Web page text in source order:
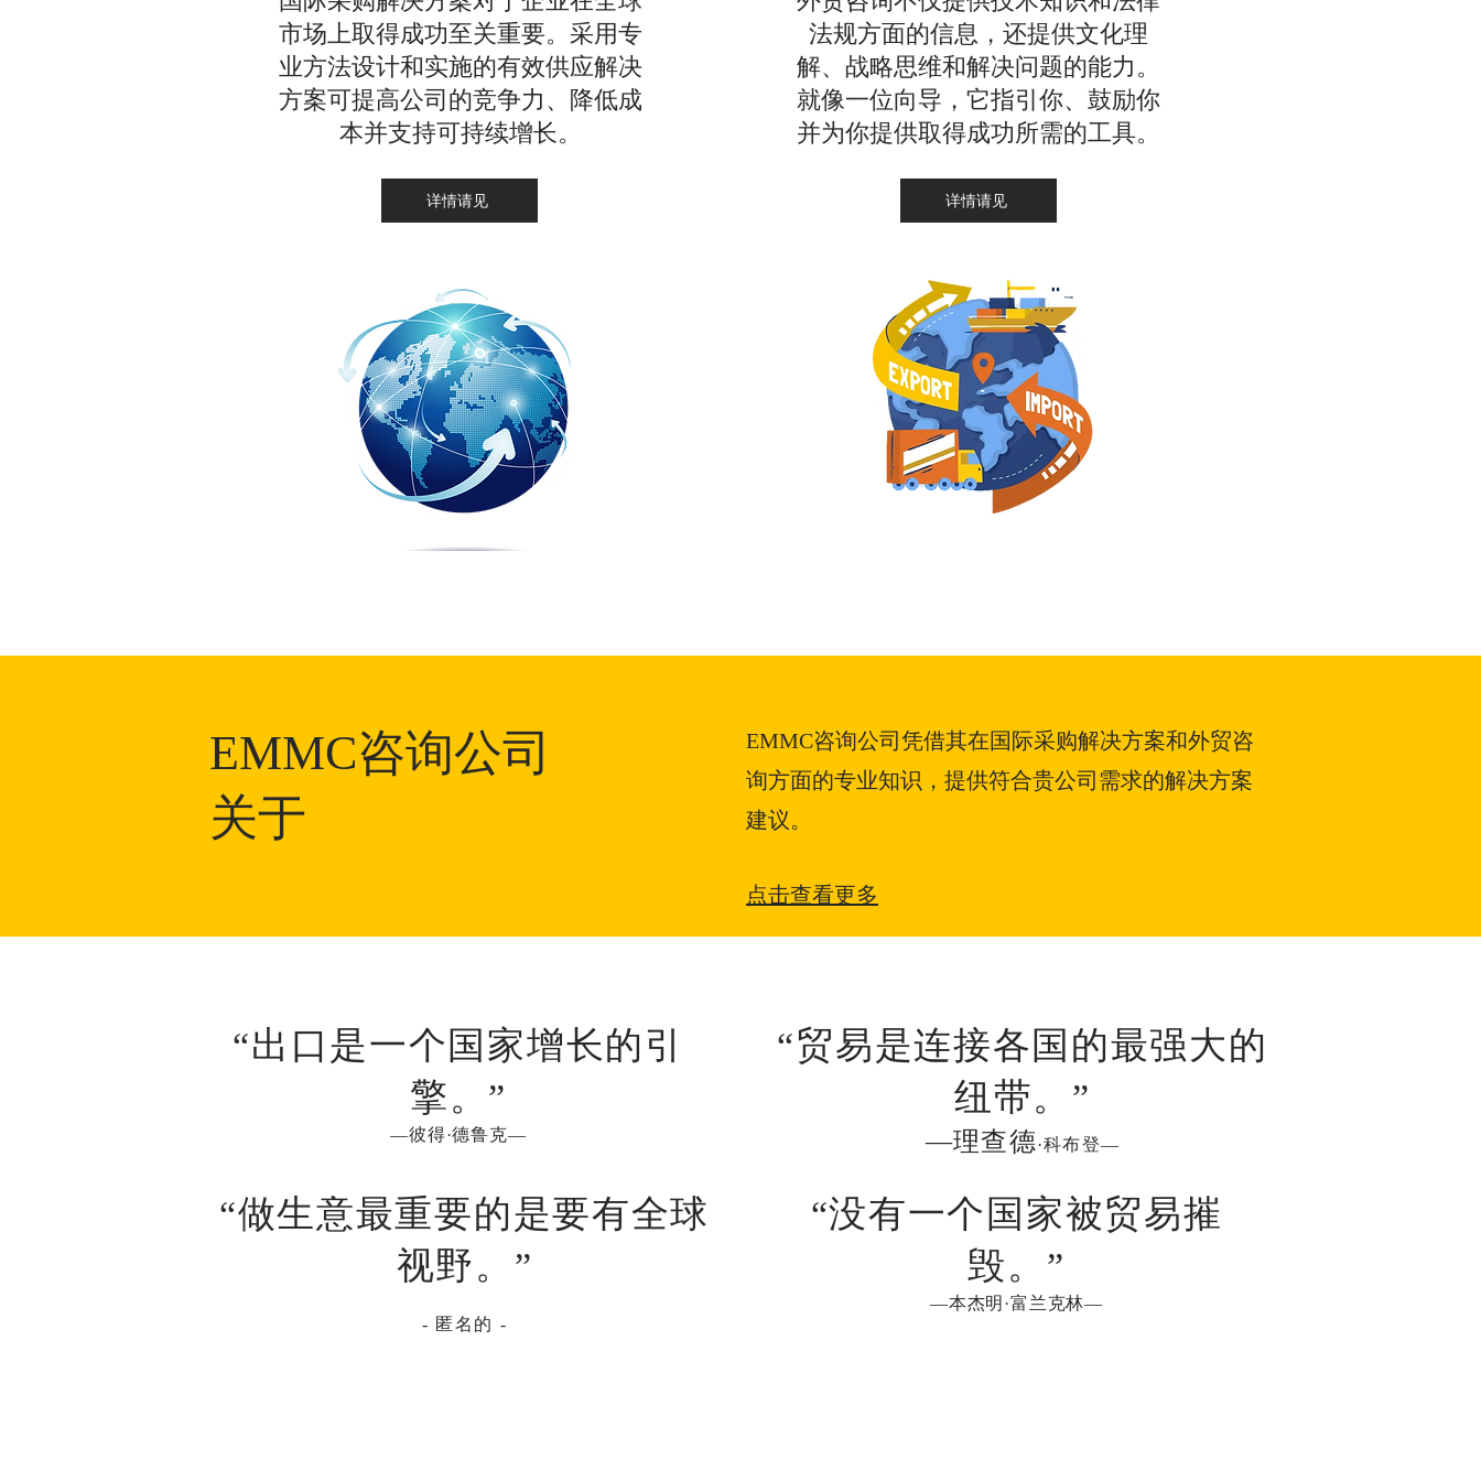
市场上取得成功至关重要。采用专
业方法设计和实施的有效供应解决
方案可提高公司的竞争力、降低成
本并支持可持续增长。
详情请见
法规方面的信息，还提供文化理
解、战略思维和解决问题的能力。
就像一位向导，它指引你、鼓励你
并为你提供取得成功所需的工具。
详情请见
EMMC咨询公司
关于
EMMC咨询公司凭借其在国际采购解决方案和外贸咨
询方面的专业知识，提供符合贵公司需求的解决方案
建议。
点击查看更多
“出口是一个国家增长的引
擎。”
—彼得·德鲁克—
“做生意最重要的是要有全球
视野。”
- 匿名的 -
“贸易是连接各国的最强大的
纽带。”
—理查德·科布登—
“没有一个国家被贸易摧
毁。”
—本杰明·富兰克林—